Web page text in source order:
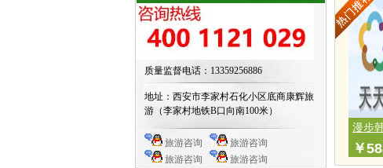
2026年07月30日 成功预订
双岛青岛+
双岛青岛+
aalertlert(1)
2026年07月30日 成功预订双
2026年07月30日 成功预订
双岛青岛+
质量监督电话：13359256886
地址：西安市李家村石化小区底商康辉旅
游（李家村地铁B口向南100米）
旅游咨询
旅游咨询
旅游咨询
旅游咨询
漫步
￥